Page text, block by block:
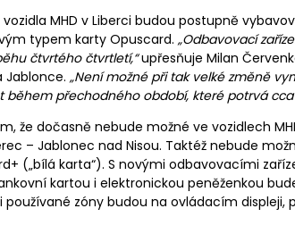
MHD v Liberci budou postupně
typem karty Opuscard. „Odbavovací
čtvrtého čtvrtletí,“upřesňuje Milan
Jablonce. „Není možné při tak velké změně
přechodného období, které potrvá cca
že dočasně nebude možné ve vozidlech
– Jablonec nad Nisou. Taktéž nebude
(„bílá karta“). S novými odbavovacími
kartou i elektronickou peněženkou
používané zóny budou na ovládacím